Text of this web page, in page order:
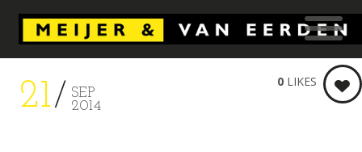
21
SEP
2014
0 LIKES